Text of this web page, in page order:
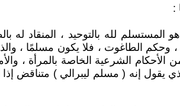
:
لله بالتوحيد ، المنقاد له
وحكم الطاغوت ، فلا يكون مسلمًا ،
الأحكام الشرعية الخاصة بالمرأة
إنه ( مسلم ليبرالي ) متناقض إذا